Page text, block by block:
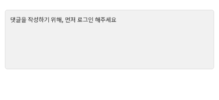
댓글을 작성하기 위해, 먼저 로그인 해주세요